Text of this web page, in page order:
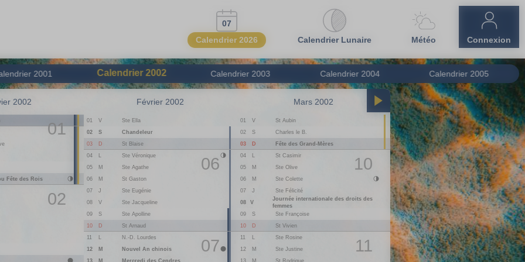
07
Calendrier 2026
Calendrier Lunaire Météo Connexion
2001 Calendrier2002 Calendrier 2003 Calendrier 2004 Calendrier 2005
2002
01
Fête des Rois
02
Février 2002
01 V
Ste Ella
02
S
Chandeleur
03
D St Blaise
04 L Ste Véronique 06
05 M
Ste Agathe
06
M
St Gaston
07
J
Ste Eugénie
08
V
Ste Jacqueline
09
S
Ste Apolline
10
D St Arnaud
11 L N.-D. Lourdes 07
12 M
Nouvel An chinois
13
M
Mercredi des Cendres
Mars 2002
01 V
St Aubin
02
S
Charles le B.
03
D Fête des Grand-Mères
04 L St Casimir 10
05 M
Ste Olive
06
M
Ste Colette
07
J
Ste Félicité
08
V
Journée internationale des droits des
femmes
09
S
Ste Françoise
10
D St Vivien
11 L Ste Rosine 11
12 M
Ste Justine
13
M
St Rodrigue
Avril 2002
01 L Lundi de Pâques
02 M
Ste Sandrine
03
M
St Richard
04
J
St Isidore
05
V
Ste Irène
S
St Marcellin
07
D St J-B. de la Salle
08 L Ste Julie
09 M
St Gautier
10
M
St Fulbert
11
J
St Stanislas
12
V
St Jules
13
S
Ste Ida